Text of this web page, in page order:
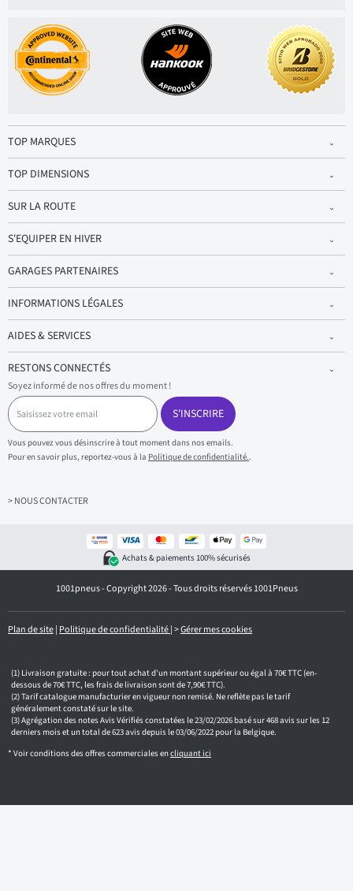
TOP MARQUES
TOP DIMENSIONS
SUR LA ROUTE
S'EQUIPER EN HIVER
GARAGES PARTENAIRES
INFORMATIONS LÉGALES
AIDES & SERVICES
RESTONS CONNECTÉS
Soyez informé de nos offres du moment !
S
a
i
s
i
s
z
i
l
S'INSCRIRE
Vous pouvez vous désinscrire à tout moment dans nos emails.
Pour en savoir plus, reportez-vous à la Politique de confidentialité..
> NOUS CONTACTER
Achats & paiements 100% sécurisés
1001pneus - Copyright 2026 - Tous droits réservés 1001Pneus
Plan de site|Politique de confidentialité|>Gérer mes cookies
Livraison gratuite : pour tout achat d'un montant supérieur ou égal à 70€ TTC (en-
dessous de 70€ TTC, les frais de livraison sont de 7,90€ TTC).
Tarif catalogue manufacturier en vigueur non remisé. Ne reflète pas le tarif
généralement constaté sur le site.
Agrégation des notes Avis Vérifiés constatées le 23/02/2026 basé sur 468 avis sur les 12
derniers mois et un total de 623 avis depuis le 03/06/2022 pour la Belgique.
* Voir conditions des offres commerciales encliquant ici